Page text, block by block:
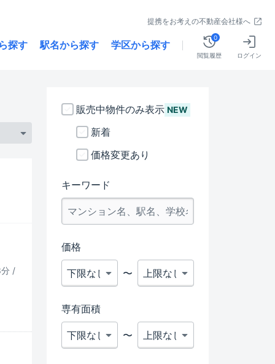
提携をお考えの不動産会社様へ
探す 駅名から探す 学区から探す
閲覧履歴
0
ログイン
分 /
販売中物件のみ表示 NEW
新着
価格変更あり
キーワード
価格
〜
専有面積
〜